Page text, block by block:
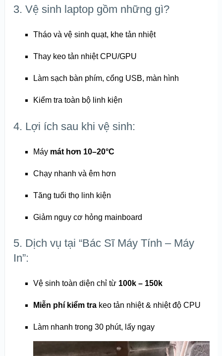
3. Vệ sinh laptop gồm những gì?
Tháo và vệ sinh quạt, khe tản nhiệt
Thay keo tản nhiệt CPU/GPU
Làm sạch bàn phím, cổng USB, màn hình
Kiểm tra toàn bộ linh kiện
4. Lợi ích sau khi vệ sinh:
Máy mát hơn 10–20°C
Chạy nhanh và êm hơn
Tăng tuổi thọ linh kiện
Giảm nguy cơ hỏng mainboard
5. Dịch vụ tại “Bác Sĩ Máy Tính – Máy
In”:
Vệ sinh toàn diện chỉ từ 100k – 150k
Miễn phí kiểm trakeo tản nhiệt & nhiệt độ CPU
Làm nhanh trong 30 phút, lấy ngay